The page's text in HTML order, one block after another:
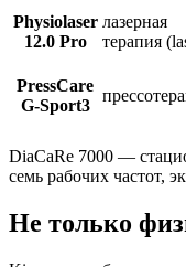
Physiolaser
12.0 Pro
лазерная
терапия
PressCare
G-Sport3
DiaCaRe 7000 —
семь рабочих частот,
Не только